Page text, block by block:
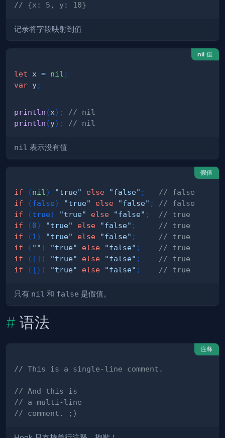
// {x: 5, y: 10}
记录将字段映射到值
nil 值
let x = nil ;
var y;
println (x) ;
// nil
println (y) ; // nil
nil 表示没有值
假值
if (nil ) "true" else "false" ;
// false
if
(false) "true" else "false" ;
// false
if
(true) "true" else "false" ;
// true
if
(0) "true" else "false" ;
// true
if
(1 ) "true" else "false" ;
// true
if
( "" ) "true" else "false" ;
// true
if
( [ ] ) "true" else "false" ;
// true
if
({}) "true" else "false" ; // true
只有 nil 和 false 是假值。
语法
注释
// This is a single-line comment.
// And this is
// a multi-line
// comment. ;)